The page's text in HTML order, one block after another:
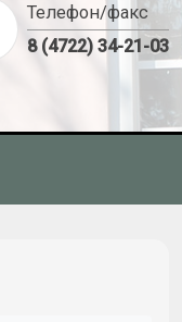
Телефон/факс
8 (4722) 34-21-03